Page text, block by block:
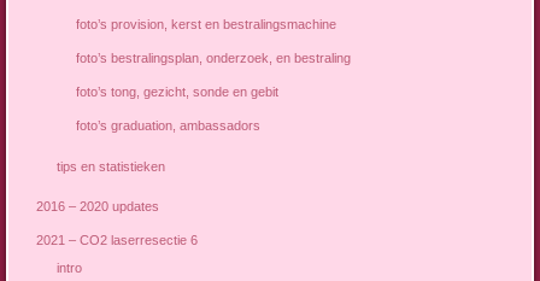
foto’s provision, kerst en bestralingsmachine
foto’s bestralingsplan, onderzoek, en bestraling
foto’s tong, gezicht, sonde en gebit
foto’s graduation, ambassadors
tips en statistieken
2016 – 2020 updates
2021 – CO2 laserresectie 6
intro